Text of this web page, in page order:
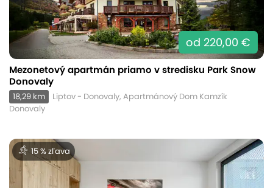
od 220,00 €
Mezonetový apartmán priamo v stredisku Park Snow
Donovaly
18,29 km
Liptov - Donovaly, Apartmánový Dom Kamzík
Donovaly
15 % zľava